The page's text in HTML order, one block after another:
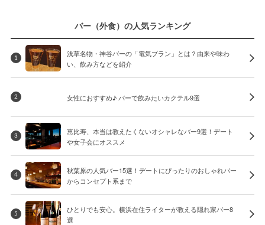
バー（外食）の人気ランキング
1
浅草名物・神谷バーの「電気ブラン」とは？由来や味わ
い、飲み方などを紹介
2 女性におすすめ♪ バーで飲みたいカクテル9選
3
恵比寿、本当は教えたくないオシャレなバー9選！デート
や女子会にオススメ
4
秋葉原の人気バー15選！デートにぴったりのおしゃれバー
からコンセプト系まで
5
ひとりでも安心。横浜在住ライターが教える隠れ家バー8
選